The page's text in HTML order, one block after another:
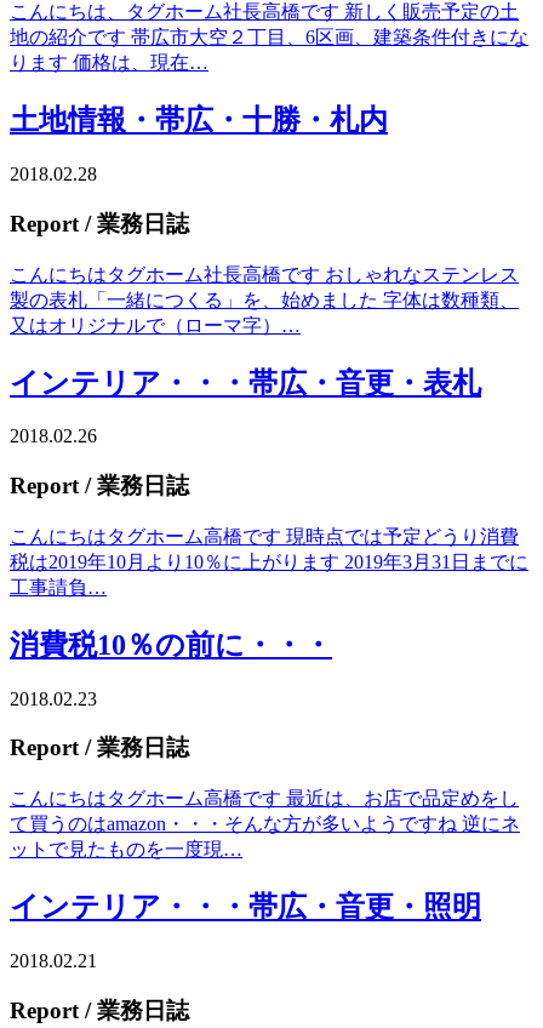
こんにちは、タグホーム社長高橋です 新しく販売予定の土
地の紹介です 帯広市大空２丁目、6区画、建築条件付きにな
ります 価格は、現在…
土地情報・帯広・十勝・札内
2018.02.28
Report / 業務日誌
こんにちはタグホーム社長高橋です おしゃれなステンレス
製の表札「一緒につくる」を、始めました 字体は数種類、
又はオリジナルで（ローマ字）…
インテリア・・・帯広・音更・表札
2018.02.26
Report / 業務日誌
こんにちはタグホーム高橋です 現時点では予定どうり消費
税は2019年10月より10％に上がります 2019年3月31日までに
工事請負…
消費税10％の前に・・・
2018.02.23
Report/ 業務日誌
こんにちはタグホーム高橋です 最近は、お店で品定めをし
て買うのはamazon・・・そんな方が多いようですね 逆にネ
ットで見たものを一度現…
インテリア・・・帯広・音更・照明
2018.02.21
Report / 業務日誌